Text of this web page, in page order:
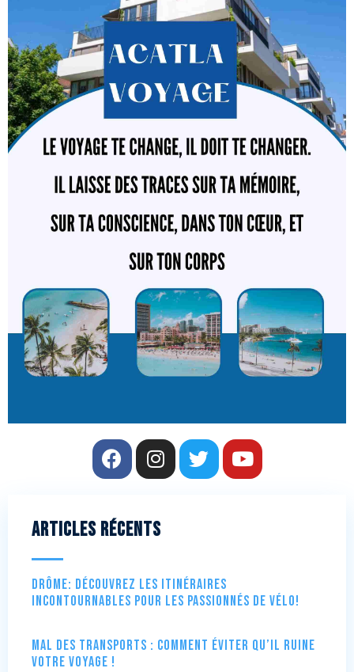
Articles récents
Drôme: Découvrez les itinéraires
incontournables pour les passionnés de vélo!
Mal des transports : comment éviter qu’il ruine
votre voyage !